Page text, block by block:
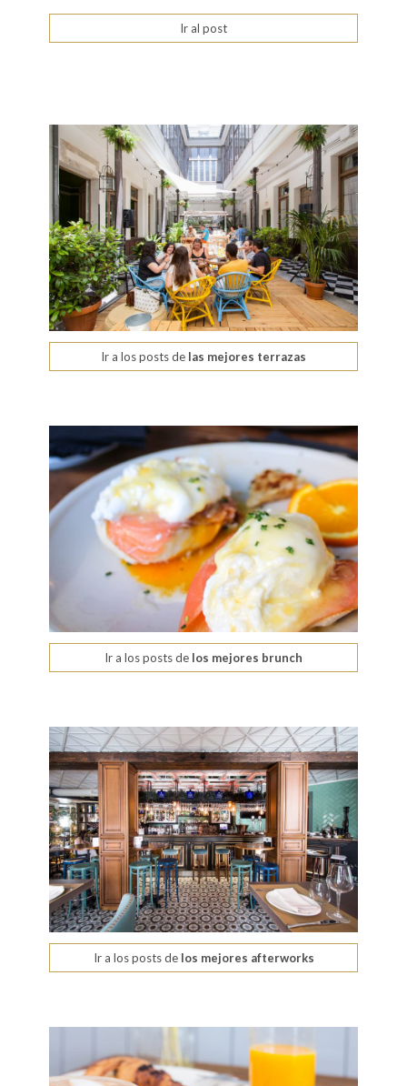
Ir al post
Ir a los posts de las mejores terrazas
Ir a los posts de los mejores brunch
Ir a los posts delos mejores afterworks